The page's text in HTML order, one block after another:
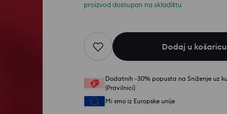
proizvod dostupan na skladištu
Dodaj u košaricu
Dodatnih -30% popusta na Sniženje uz
(Pravilnici)
Mi smo iz Europske unije